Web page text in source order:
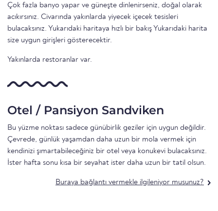
Çok fazla banyo yapar ve güneşte dinlenirseniz, doğal olarak
acıkırsınız. Civarında yakınlarda yiyecek içecek tesisleri
bulacaksınız. Yukarıdaki haritaya hızlı bir bakış Yukarıdaki harita
size uygun girişleri gösterecektir.
Yakınlarda restoranlar var.
Otel / Pansiyon Sandviken
Bu yüzme noktası sadece günübirlik geziler için uygun değildir.
Çevrede, günlük yaşamdan daha uzun bir mola vermek için
kendinizi şımartabileceğiniz bir otel veya konukevi bulacaksınız.
İster hafta sonu kısa bir seyahat ister daha uzun bir tatil olsun.
Buraya bağlantı vermekle ilgileniyor musunuz?